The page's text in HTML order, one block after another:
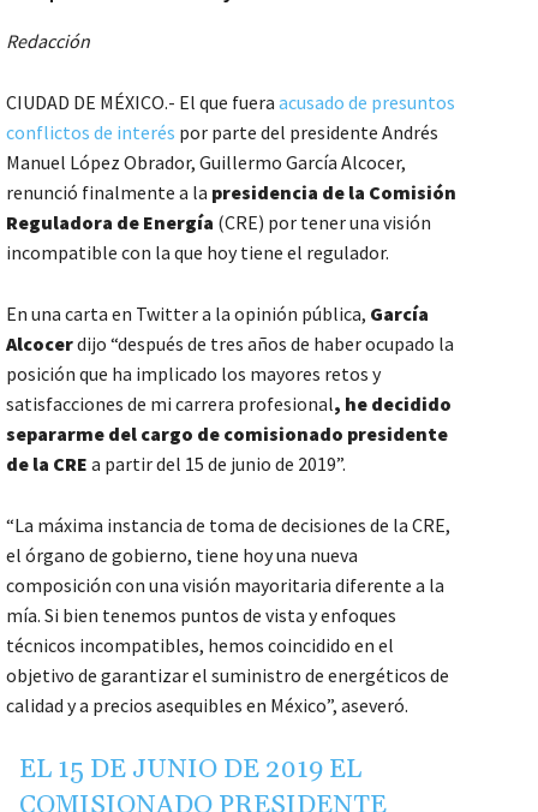
Redacción
CIUDAD DE MÉXICO.- El que fuera acusado de presuntos
conflictos de interés por parte del presidente Andrés
Manuel López Obrador, Guillermo García Alcocer,
renunció finalmente a la presidencia de la Comisión
Reguladora de Energía (CRE) por tener una visión
incompatible con la que hoy tiene el regulador.
En una carta en Twitter a la opinión pública, García
Alcocerdijo “después de tres años de haber ocupado la
posición que ha implicado los mayores retos y
satisfacciones de mi carrera profesional, he decidido
separarme del cargo de comisionado presidente
de la CRE a partir del 15 de junio de 2019”.
“La máxima instancia de toma de decisiones de la CRE,
el órgano de gobierno, tiene hoy una nueva
composición con una visión mayoritaria diferente a la
mía. Si bien tenemos puntos de vista y enfoques
técnicos incompatibles, hemos coincidido en el
objetivo de garantizar el suministro de energéticos de
calidad y a precios asequibles en México”, aseveró.
EL 15 DE JUNIO DE 2019 EL